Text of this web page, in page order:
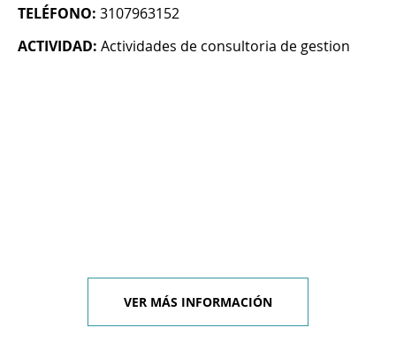
TELÉFONO: 3107963152
ACTIVIDAD: Actividades de consultoria de gestion
VER MÁS INFORMACIÓN